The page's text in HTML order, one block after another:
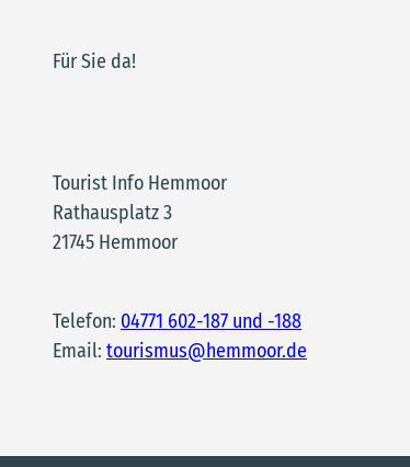
Für Sie da!
Tourist Info Hemmoor
Rathausplatz 3
21745 Hemmoor
Telefon: 04771 602-187 und -188
Email: tourismus@hemmoor.de